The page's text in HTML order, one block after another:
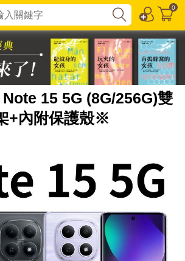
0
15 5G (8G/256G)雙
+內附保護殼※